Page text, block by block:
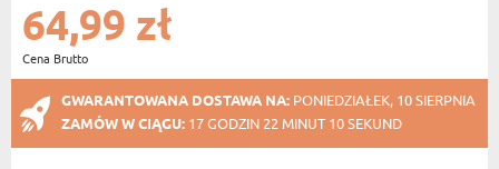
64,99 zł
Cena Brutto
GWARANTOWANA DOSTAWA NA: PONIEDZIAŁEK, 10 SIERPNIA
ZAMÓW W CIĄGU: 17 GODZIN 22 MINUT 10 SEKUND